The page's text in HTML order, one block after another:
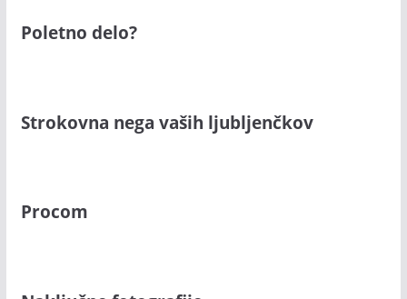
Poletno delo?
Strokovna nega vaših ljubljenčkov
Procom